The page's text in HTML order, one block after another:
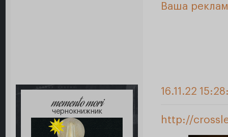
Ваша
memento mori
чернокнижник
16.11.22
http://